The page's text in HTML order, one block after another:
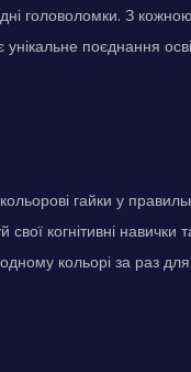
головоломки. З
поєднання
гайки у
когнітивні навички
кольорі за раз